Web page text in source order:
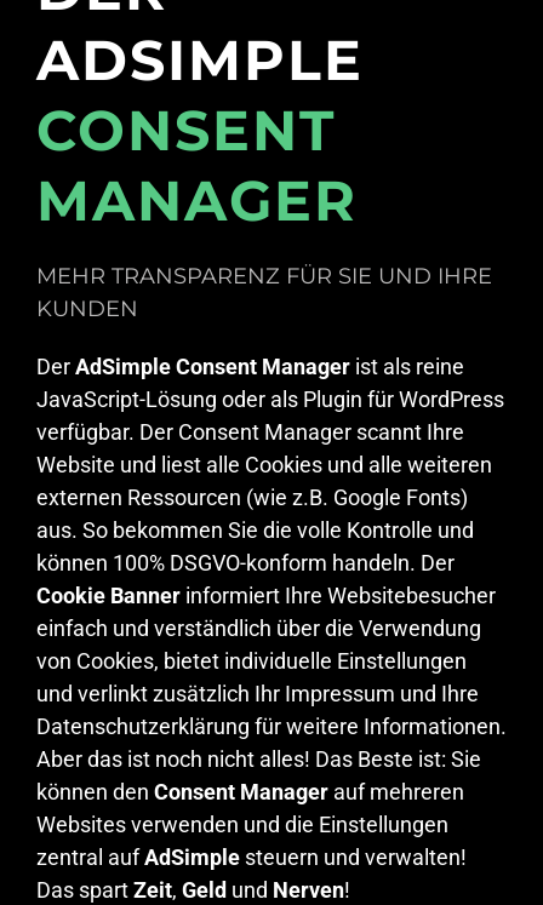
ADSIMPLE
CONSENT
MANAGER
MEHR TRANSPARENZ FÜR SIE UND IHRE
KUNDEN
DerAdSimple Consent Manager ist als reine
JavaScript-Lösung oder als Plugin für WordPress
verfügbar. Der Consent Manager scannt Ihre
Website und liest alle Cookies und alle weiteren
externen Ressourcen (wie z.B. Google Fonts)
aus. So bekommen Sie die volle Kontrolle und
können 100% DSGVO-konform handeln. Der
Cookie Banner informiert Ihre Websitebesucher
einfach und verständlich über die Verwendung
von Cookies, bietet individuelle Einstellungen
und verlinkt zusätzlich Ihr Impressum und Ihre
Datenschutzerklärung für weitere Informationen.
Aber das ist noch nicht alles! Das Beste ist: Sie
können den Consent Manager auf mehreren
Websites verwenden und die Einstellungen
zentral aufAdSimple steuern und verwalten!
Das spartZeit, Geld und Nerven!